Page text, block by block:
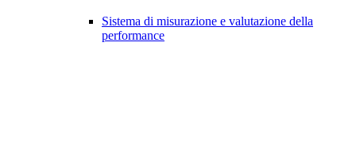
Sistema di misurazione e valutazione della
performance